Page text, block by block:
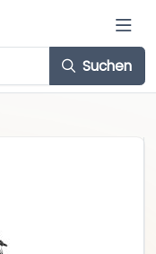
Suchen